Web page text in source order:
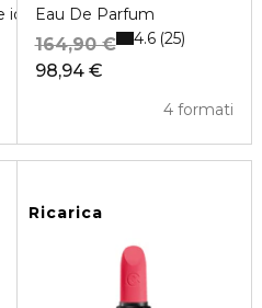
idratante
Eau De Parfum
98,94 €
164,90 €
4 formati
4.6 25
Ricarica